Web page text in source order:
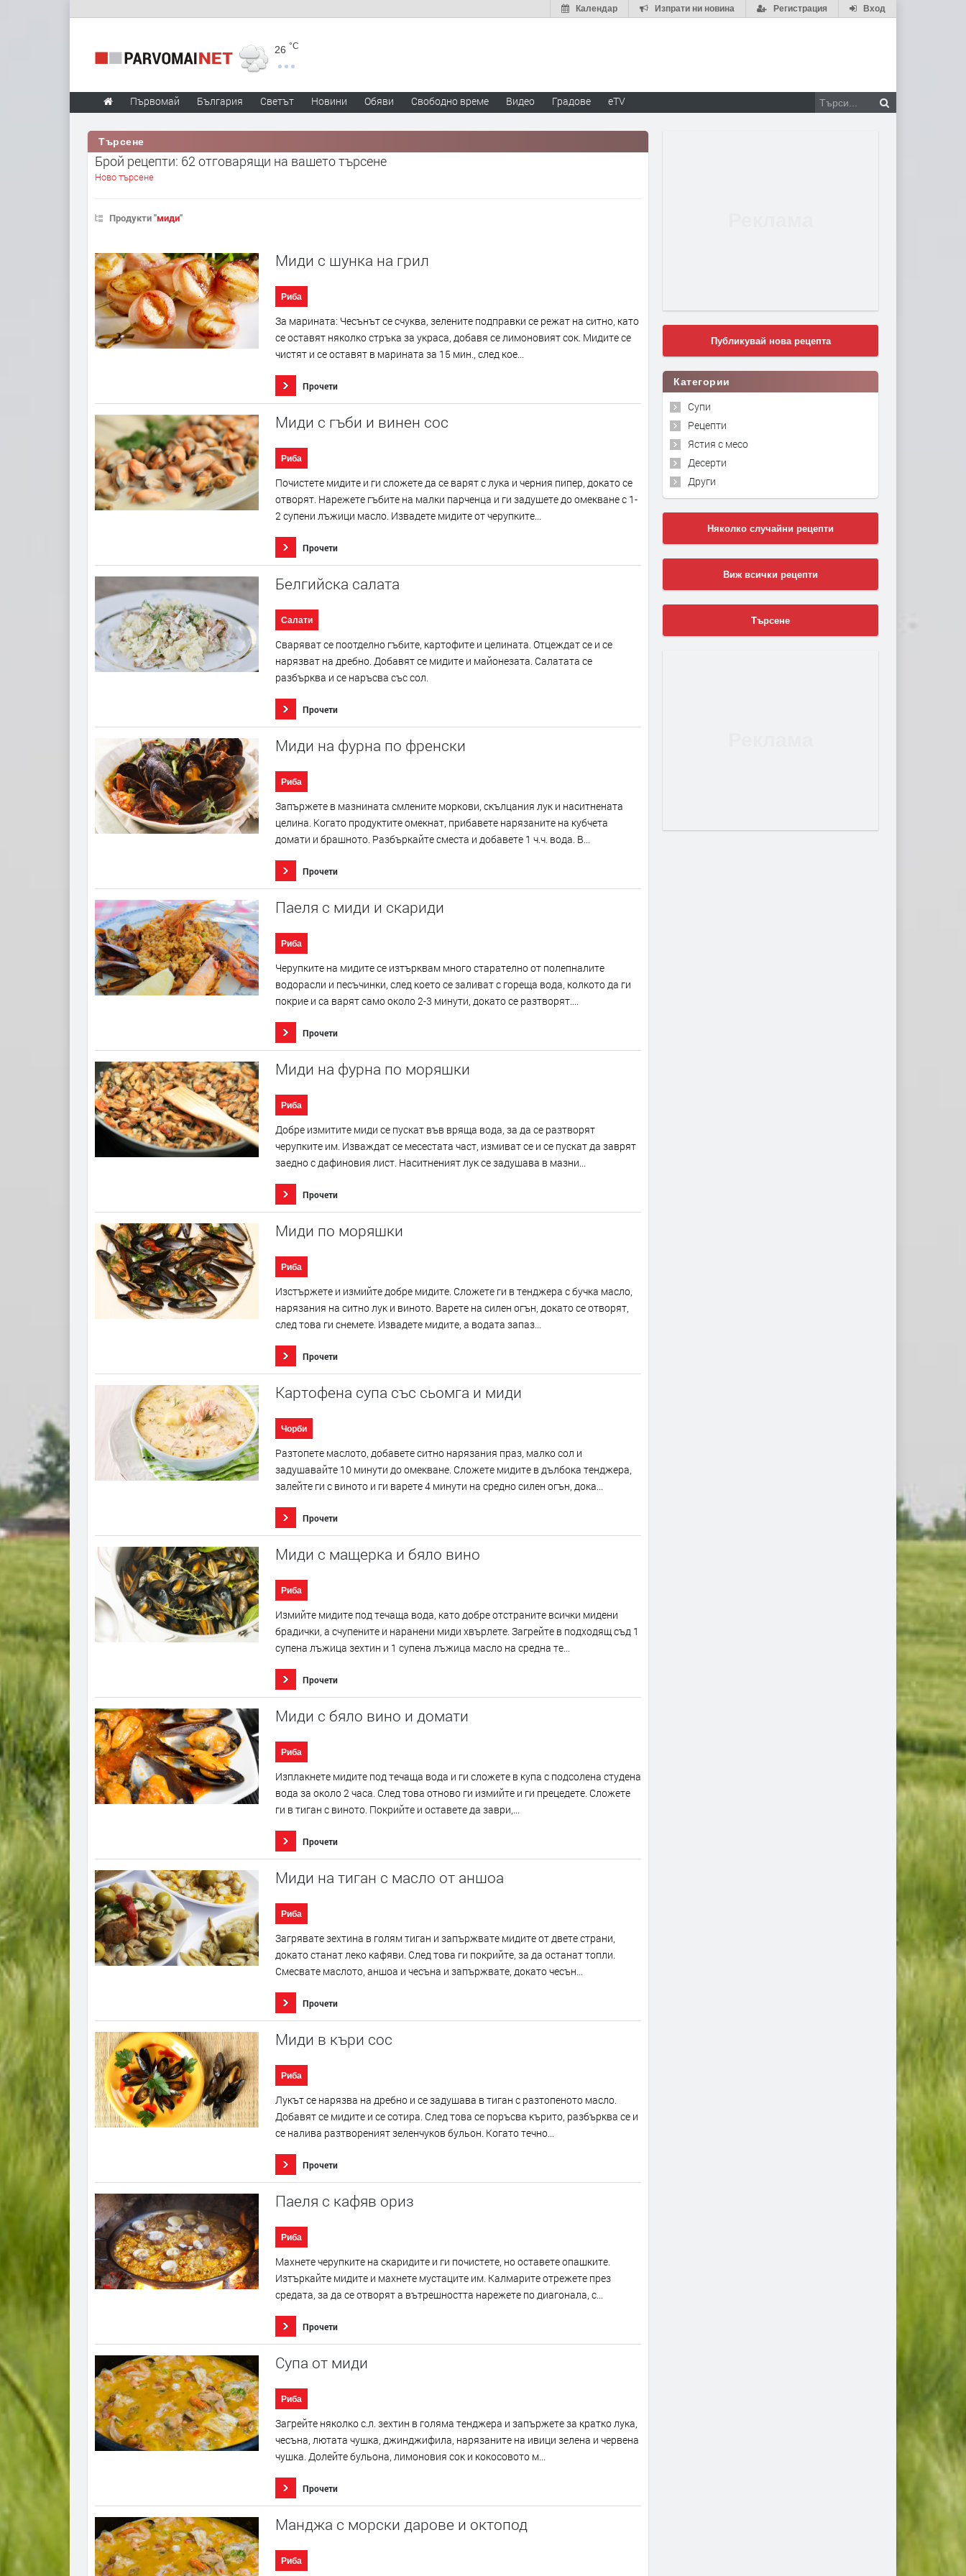
Вход
Регистрация
Изпрати ни новина
Календар
26 °C
Първомай България Светът Новини Обяви Свободно време Видео Градове eTV
Търсене
Брой рецепти: 62 отговарящи на вашето търсене
Ново търсене
Продукти "миди"
Миди с шунка на грил
Риба
За марината: Чесънът се счуква, зелените подправки се режат на ситно, като
се оставят няколко стръка за украса, добавя се лимоновият сок. Мидите се
чистят и се оставят в марината за 15 мин., след кое...
Прочети
Миди с гъби и винен сос
Риба
Почистете мидите и ги сложете да се варят с лука и черния пипер, докато се
отворят. Нарежете гъбите на малки парченца и ги задушете до омекване с 1-
2 супени лъжици масло. Извадете мидите от черупките...
Прочети
Белгийска салата
Салати
Сваряват се поотделно гъбите, картофите и целината. Отцеждат се и се
нарязват на дребно. Добавят се мидите и майонезата. Салатата се
разбърква и се наръсва със сол.
Прочети
Миди на фурна по френски
Риба
Запържете в мазнината смлените моркови, скълцания лук и наситнената
целина. Когато продуктите омекнат, прибавете нарязаните на кубчета
домати и брашното. Разбъркайте сместа и добавете 1 ч.ч. вода. В...
Прочети
Паеля с миди и скариди
Риба
Черупките на мидите се изтърквам много старателно от полепналите
водорасли и песъчинки, след което се заливат с гореща вода, колкото да ги
покрие и са варят само около 2-3 минути, докато се разтворят....
Прочети
Миди на фурна по моряшки
Риба
Добре измитите миди се пускат във вряща вода, за да се разтворят
черупките им. Изваждат се месестата част, измиват се и се пускат да заврят
заедно с дафиновия лист. Наситненият лук се задушава в мазни...
Прочети
Миди по моряшки
Риба
Изстържете и измийте добре мидите. Сложете ги в тенджера с бучка масло,
нарязания на ситно лук и виното. Варете на силен огън, докато се отворят,
след това ги снемете. Извадете мидите, а водата запаз...
Прочети
Картофена супа със сьомга и миди
Чорби
Разтопете маслото, добавете ситно нарязания праз, малко сол и
задушавайте 10 минути до омекване. Сложете мидите в дълбока тенджера,
залейте ги с виното и ги варете 4 минути на средно силен огън, дока...
Прочети
Миди с мащерка и бяло вино
Риба
Измийте мидите под течаща вода, като добре отстраните всички мидени
брадички, а счупените и наранени миди хвърлете. Загрейте в подходящ съд 1
супена лъжица зехтин и 1 супена лъжица масло на средна те...
Прочети
Миди с бяло вино и домати
Риба
Изплакнете мидите под течаща вода и ги сложете в купа с подсолена студена
вода за около 2 часа. След това отново ги измийте и ги прецедете. Сложете
ги в тиган с виното. Покрийте и оставете да заври,...
Прочети
Миди на тиган с масло от аншоа
Риба
Загрявате зехтина в голям тиган и запържвате мидите от двете страни,
докато станат леко кафяви. След това ги покрийте, за да останат топли.
Смесвате маслото, аншоа и чесъна и запържвате, докато чесън...
Прочети
Миди в къри сос
Риба
Лукът се нарязва на дребно и се задушава в тиган с разтопеното масло.
Добавят се мидите и се сотира. След това се поръсва кърито, разбърква се и
се налива разтвореният зеленчуков бульон. Когато течно...
Прочети
Паеля с кафяв ориз
Риба
Махнете черупките на скаридите и ги почистете, но оставете опашките.
Изтъркайте мидите и махнете мустаците им. Калмарите отрежете през
средата, за да се отворят а вътрешността нарежете по диагонала, с...
Прочети
Супа от миди
Риба
Загрейте няколко с.л. зехтин в голяма тенджера и запържете за кратко лука,
чесъна, лютата чушка, джинджифила, нарязаните на ивици зелена и червена
чушка. Долейте бульона, лимоновия сок и кокосовото м...
Прочети
Манджа с морски дарове и октопод
Риба
Публикувай нова рецепта
Категории
Супи
Рецепти
Ястия с месо
Десерти
Други
Няколко случайни рецепти
Виж всички рецепти
Търсене